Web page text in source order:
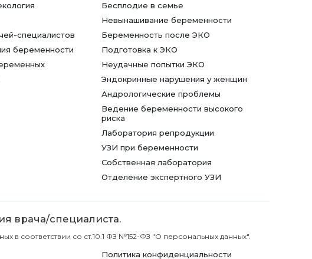
специалистов
беременности
Бесплодие в семье
Невынашивание беременности
Беременность после ЭКО
Подготовка к ЭКО
Неудачные попытки ЭКО
Эндокринные нарушения у женщин
Андрологические проблемы
Ведение беременности высокого
риска
Лаборатория репродукции
УЗИ при беременности
Собственная лаборатория
Отделение экспертного УЗИ
врача/специалиста.
в соответствии со ст.10.1 ФЗ №152-ФЗ "О персональных данных".
Политика конфиденциальности